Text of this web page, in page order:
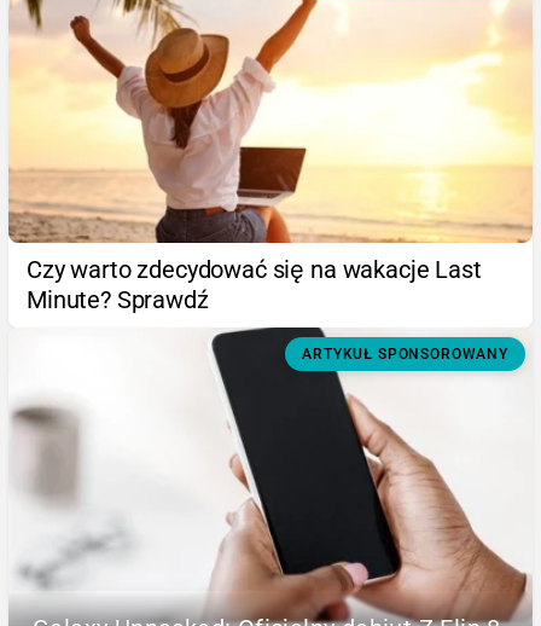
Czy warto zdecydować się na wakacje Last
Minute? Sprawdź
ARTYKUŁ SPONSOROWANY